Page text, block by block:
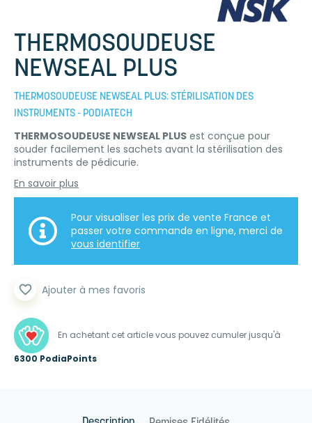
THERMOSOUDEUSE
NEWSEAL PLUS
THERMOSOUDEUSE NEWSEAL PLUS: STÉRILISATION DES
INSTRUMENTS - PODIATECH
THERMOSOUDEUSE NEWSEAL PLUS est conçue pour
souder facilement les sachets avant la stérilisation des
instruments de pédicurie.
En savoir plus
Pour visualiser les prix de vente France et
passer votre commande en ligne, merci de
vous identifier
En achetant cet article vous pouvez cumuler jusqu'à
6300 PodiaPoints
favorite_border Ajouter à mes favoris